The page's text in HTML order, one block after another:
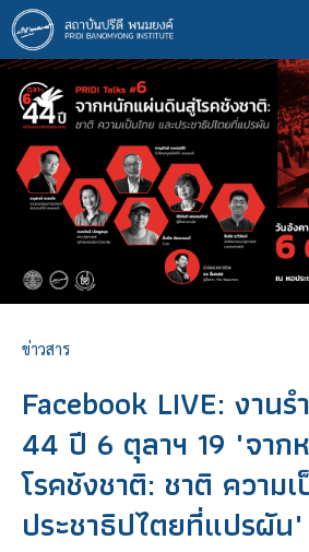
ข้าม
ไป
ยัง
เนื้อหา
หลัก
ข่าวสาร
Facebook LIVE: งาน
44 ปี 6 ตุลาฯ 19 "จา
โรคชังชาติ: ชาติ ความ
ประชาธิปไตยที่แปรผัน"